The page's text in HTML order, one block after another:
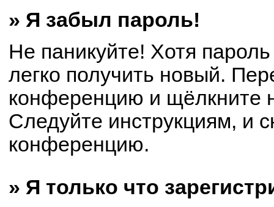
» Я забыл пароль!
Не паникуйте! Хотя
легко получить новый.
конференцию и щёлкните
Следуйте инструкциям, и
конференцию.
» Я только что